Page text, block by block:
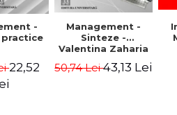
-
22,52
Management -
Sinteze -
Valentina Zaharia
50,74 Lei43,13 Lei